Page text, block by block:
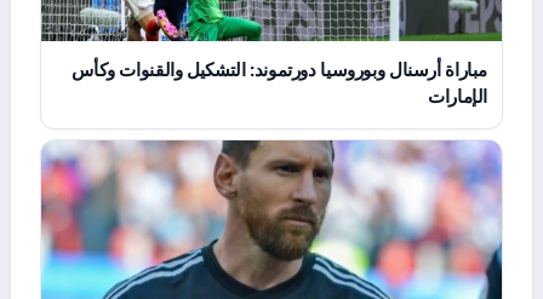
مباراة أرسنال وبوروسيا دورتموند: التشكيل والقنوات وكأس
الإمارات